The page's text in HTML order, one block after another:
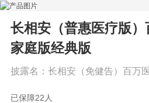
长相安（普惠医疗版
家庭版经典版
披露名： 长相安（免健告）百万
已保障22 人